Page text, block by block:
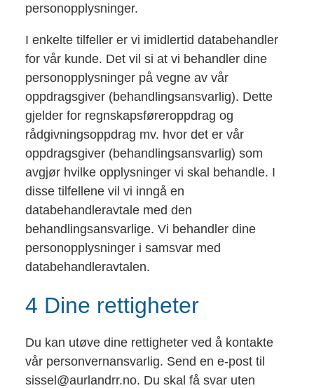
personopplysninger.
I enkelte tilfeller er vi imidlertid databehandler
for vår kunde. Det vil si at vi behandler dine
personopplysninger på vegne av vår
oppdragsgiver (behandlingsansvarlig). Dette
gjelder for regnskapsføreroppdrag og
rådgivningsoppdrag mv. hvor det er vår
oppdragsgiver (behandlingsansvarlig) som
avgjør hvilke opplysninger vi skal behandle. I
disse tilfellene vil vi inngå en
databehandleravtale med den
behandlingsansvarlige. Vi behandler dine
personopplysninger i samsvar med
databehandleravtalen.
4 Dine rettigheter
Du kan utøve dine rettigheter ved å kontakte
vår personvernansvarlig. Send en e-post til
sissel@aurlandrr.no. Du skal få svar uten